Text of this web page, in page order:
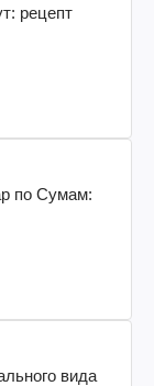
рецепт
по Сумам:
вида